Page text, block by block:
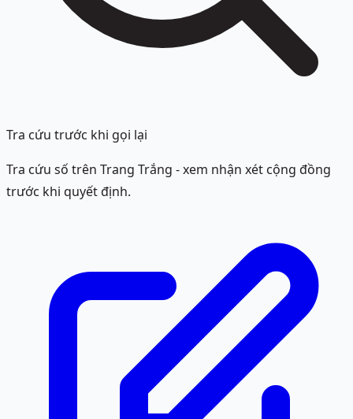
Tra cứu trước khi gọi lại
Tra cứu số trên Trang Trắng - xem nhận xét cộng đồng
trước khi quyết định.